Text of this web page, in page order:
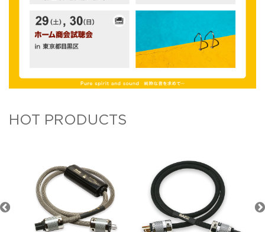
HOT PRODUCTS